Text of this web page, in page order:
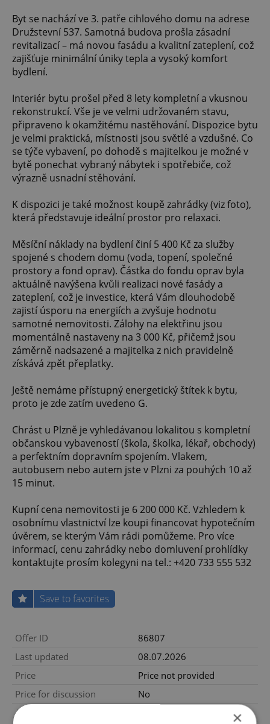
Byt se nachází ve 3. patře cihlového domu na adrese
Družstevní 537. Samotná budova prošla zásadní
revitalizací – má novou fasádu a kvalitní zateplení, což
zajišťuje minimální úniky tepla a vysoký komfort
bydlení.
Interiér bytu prošel před 8 lety kompletní a vkusnou
rekonstrukcí. Vše je ve velmi udržovaném stavu,
připraveno k okamžitému nastěhování. Dispozice bytu
je velmi praktická, místnosti jsou světlé a vzdušné. Co
se týče vybavení, po dohodě s majitelkou je možné v
bytě ponechat vybraný nábytek i spotřebiče, což
výrazně usnadní stěhování.
K dispozici je také možnost koupě zahrádky (viz foto),
která představuje ideální prostor pro relaxaci.
Měsíční náklady na bydlení činí 5 400 Kč za služby
spojené s chodem domu (voda, topení, společné
prostory a fond oprav). Částka do fondu oprav byla
aktuálně navýšena kvůli realizaci nové fasády a
zateplení, což je investice, která Vám dlouhodobě
zajistí úsporu na energiích a zvyšuje hodnotu
samotné nemovitosti. Zálohy na elektřinu jsou
momentálně nastaveny na 3 000 Kč, přičemž jsou
záměrně nadsazené a majitelka z nich pravidelně
získává zpět přeplatky.
Ještě nemáme přístupný energetický štítek k bytu,
proto je zde zatím uvedeno G.
Chrást u Plzně je vyhledávanou lokalitou s kompletní
občanskou vybaveností (škola, školka, lékař, obchody)
a perfektním dopravním spojením. Vlakem,
autobusem nebo autem jste v Plzni za pouhých 10 až
15 minut.
Kupní cena nemovitosti je 6 200 000 Kč. Vzhledem k
osobnímu vlastnictví lze koupi financovat hypotečním
úvěrem, se kterým Vám rádi pomůžeme. Pro více
informací, cenu zahrádky nebo domluvení prohlídky
kontaktujte prosím kolegyni na tel.: +420 733 555 532
Save to favorites
Offer ID
86807
Last updated
08.07.2026
Price
Price not provided
Price for discussion
No
Agency fee
×